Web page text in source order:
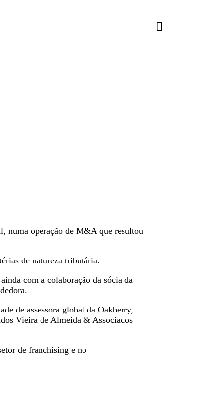
numa operação de M&A que resultou
de natureza tributária.
com a colaboração da sócia da
de assessora global da Oakberry,
Vieira de Almeida & Associados
de franchising e no